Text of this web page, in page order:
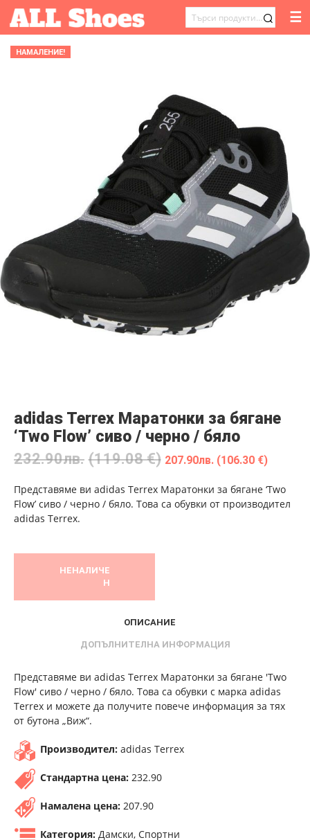
ТЪРСЕНЕ
☰
НАМАЛЕНИЕ!
adidas Terrex Маратонки за бягане
‘Two Flow’ сиво / черно / бяло
232.90лв. (119.08 €) 207.90лв. (106.30 €)
Представяме ви adidas Terrex Маратонки за бягане ‘Two
Flow’ сиво / черно / бяло. Това са обувки от производител
adidas Terrex.
НЕНАЛИЧЕ
Н
ОПИСАНИЕ
ДОПЪЛНИТЕЛНА ИНФОРМАЦИЯ
Представяме ви adidas Terrex Маратонки за бягане 'Two
Flow' сиво / черно / бяло. Това са обувки с марка adidas
Terrex и можете да получите повече информация за тях
от бутона „Виж“.
Производител: adidas Terrex
Стандартна цена: 232.90
Намалена цена: 207.90
Категория: Дамски, Спортни